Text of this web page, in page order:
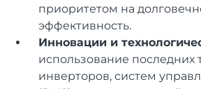
приоритетом на
эффективность.
Инновации и
использование последних
инверторов, систем